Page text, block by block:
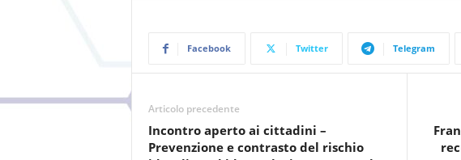
Facebook Twitter Telegram
Articolo precedente
Incontro aperto ai cittadini –
Prevenzione e contrasto del rischio